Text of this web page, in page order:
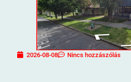
2026-08-08 Nincs hozzászólás